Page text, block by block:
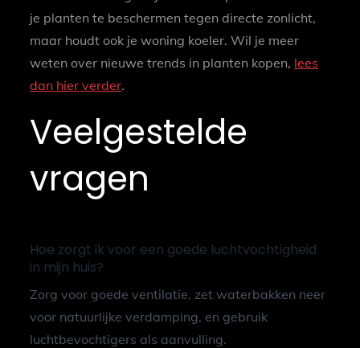
je planten te beschermen tegen directe zonlicht,
maar houdt ook je woning koeler. Wil je meer
weten over nieuwe trends in planten kopen, lees
dan hier verder.
Veelgestelde
vragen
Hoe zorgt ik voor een goede luchtvochtigheid
in mijn huis?
Zorg voor goede ventilatie, zet waterbakken neer
voor natuurlijke verdamping, en gebruik
luchtbevochtigers als aanvulling.